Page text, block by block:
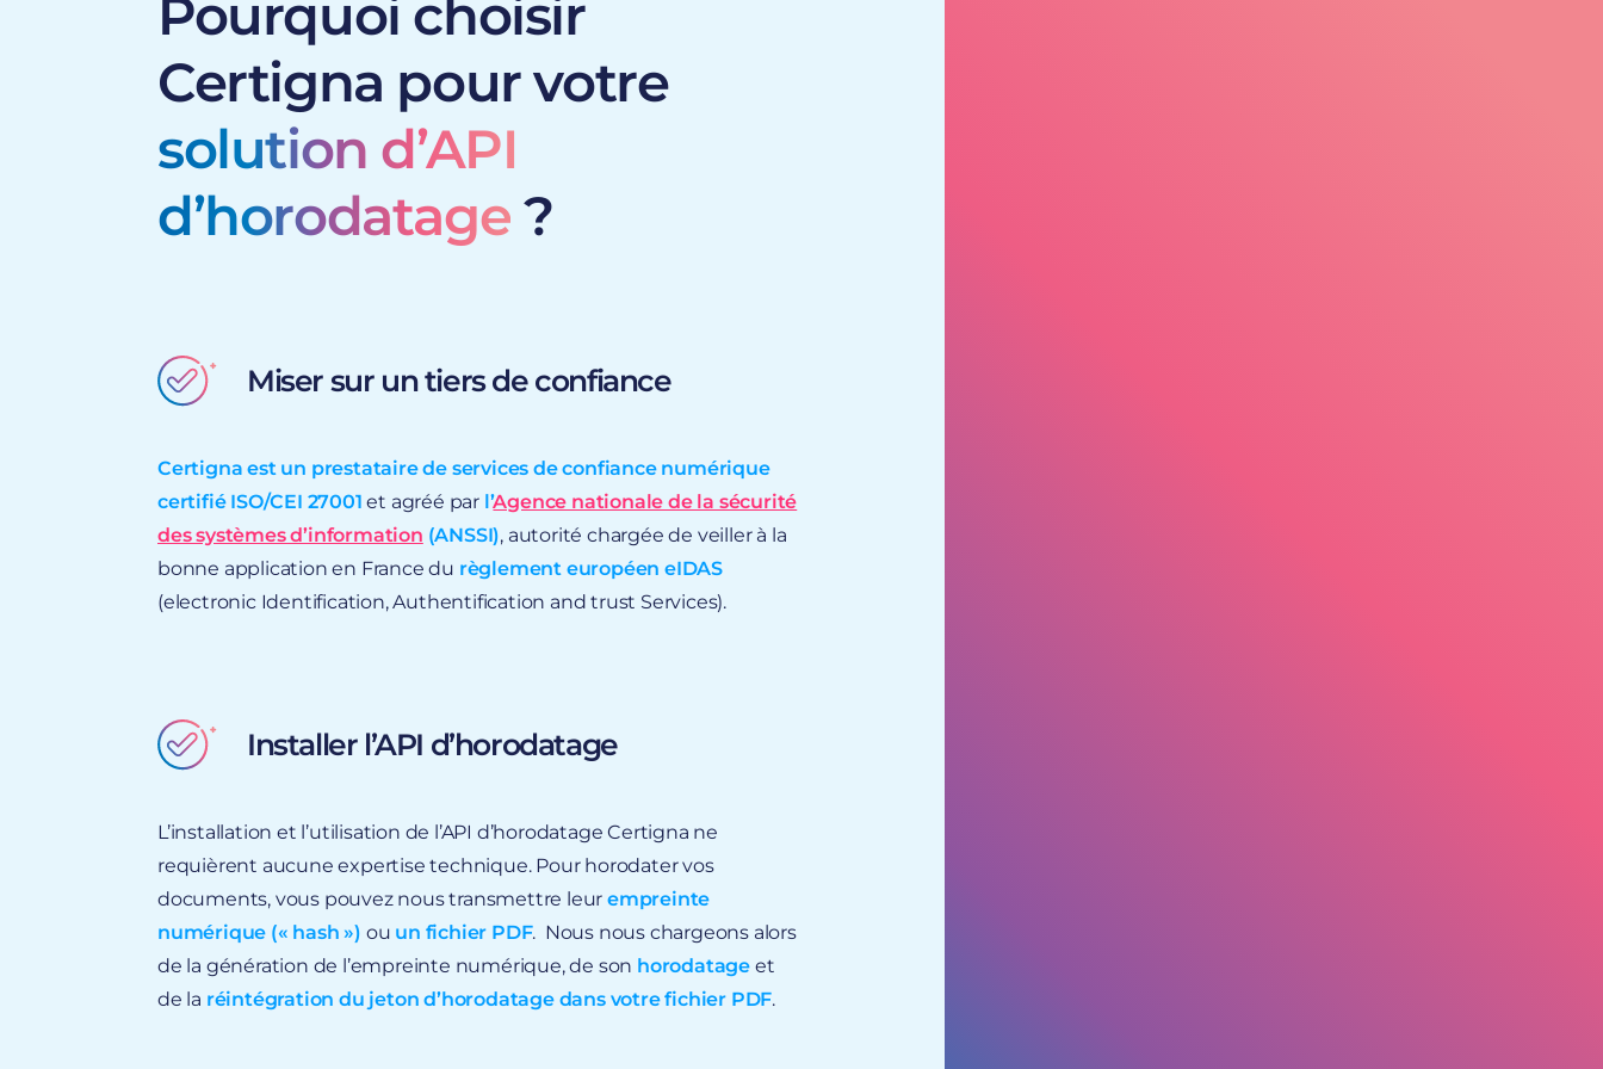
Pourquoi choisir
Certigna pour votre
solution d’API
d’horodatage ?
Miser sur un tiers de confiance
Certigna est un prestataire de services de confiance numérique
certifié ISO/CEI 27001 et agréé par l’Agence nationale de la sécurité
des systèmes d’information (ANSSI), autorité chargée de veiller à la
bonne application en France du règlement européeneIDAS
(electronic Identification, Authentification and trust Services).
Installer l’API d’horodatage
L’installation et l’utilisation de l’API d’horodatage Certigna ne
requièrent aucune expertise technique. Pour horodater vos
documents, vous pouvez nous transmettre leur empreinte
numérique (« hash ») ou un fichier PDF. Nous nous chargeons alors
de la génération de l’empreinte numérique, de son horodatage et
de la réintégration du jeton d’horodatage dans votre fichier PDF.